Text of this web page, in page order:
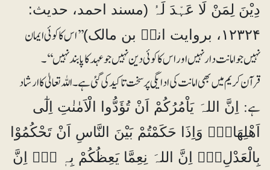
دِیْنَ لِمَنْ لَا عَہْدَ لَہُ (مسند احمد، حدیث:
۱۲۳۲۴، بروایت انسؓ بن مالک)
’’ اس کا کوئی ایمان
نہیں جو امانت دار نہیں اور اس کا کوئی دین نہیں جو عہد کا پابند نہیں ‘‘۔
قرآن کریم میں بھی امانت کی ادایگی پر سخت تاکید کی گئی ہے۔ اللہ تعالیٰ کا ارشاد
ہے:اِنَّ اللہَ يَاْمُرُكُمْ اَنْ تُؤَدُّوا الْاَمٰنٰتِ اِلٰٓى
اَھْلِھَا۝۰ۙ وَاِذَا حَكَمْتُمْ بَيْنَ النَّاسِ اَنْ تَحْكُمُوْا
بِالْعَدْلِ۝۰ۭ اِنَّ اللہَ نِعِمَّا يَعِظُكُمْ بِہٖ ۝۰ۭ اِنَّ